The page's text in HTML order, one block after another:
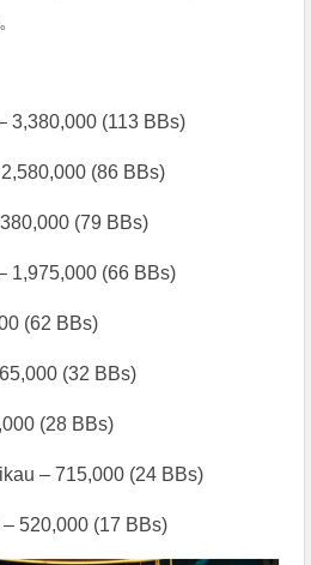
3,380,000 (113 BBs)
(86 BBs)
(79 BBs)
1,975,000 (66 BBs)
(62 BBs)
(32 BBs)
(28 BBs)
– 715,000 (24 BBs)
520,000 (17 BBs)